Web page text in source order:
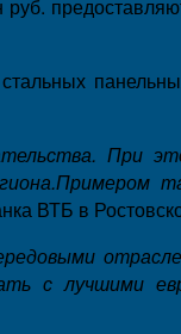
руб.
При
ВТБ в
с лучшими